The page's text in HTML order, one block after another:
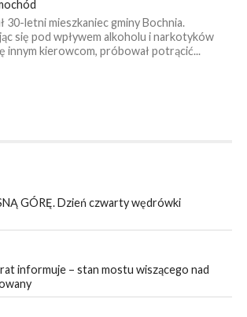
30-letni mieszkaniec gminy Bochnia.
się pod wpływem alkoholu i narkotyków
innym kierowcom, próbował potrącić...
GÓRĘ. Dzień czwarty wędrówki
informuje – stan mostu wiszącego nad